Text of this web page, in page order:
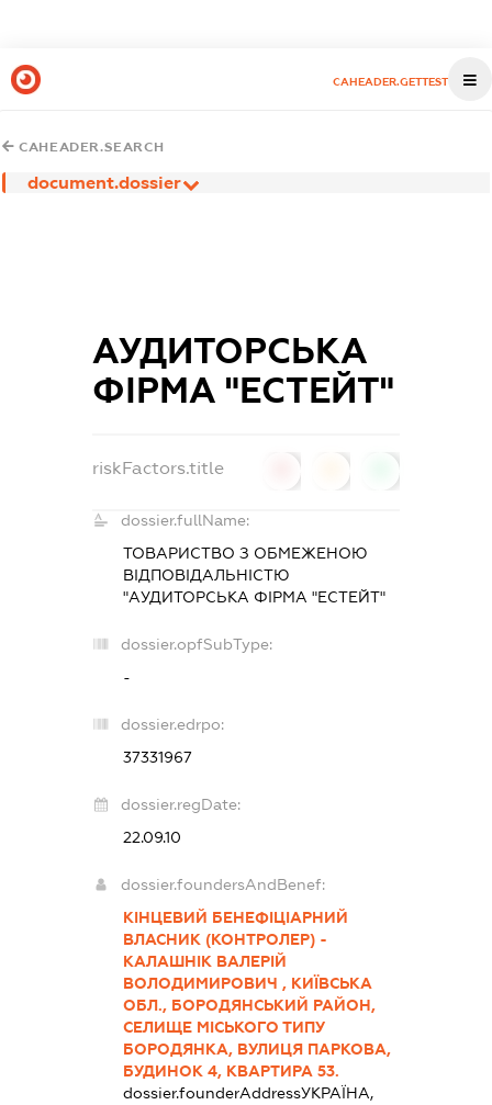
CAHEADER.GETTEST
CAHEADER.SEARCH
document.dossier
АУДИТОРСЬКА
ФІРМА "ЕСТЕЙТ"
riskFactors.title
dossier.fullName:
ТОВАРИСТВО З ОБМЕЖЕНОЮ
ВІДПОВІДАЛЬНІСТЮ
"АУДИТОРСЬКА ФІРМА "ЕСТЕЙТ"
dossier.opfSubType:
-
dossier.edrpo:
37331967
dossier.regDate:
22.09.10
dossier.foundersAndBenef:
КІНЦЕВИЙ БЕНЕФІЦІАРНИЙ
ВЛАСНИК (КОНТРОЛЕР) -
КАЛАШНІК ВАЛЕРІЙ
ВОЛОДИМИРОВИЧ , КИЇВСЬКА
ОБЛ., БОРОДЯНСЬКИЙ РАЙОН,
СЕЛИЩЕ МІСЬКОГО ТИПУ
БОРОДЯНКА, ВУЛИЦЯ ПАРКОВА,
БУДИНОК 4, КВАРТИРА 53.
dossier.founderAddressУКРАЇНА,